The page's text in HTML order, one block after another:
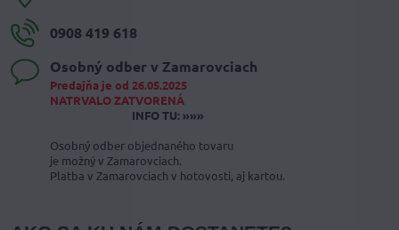
0908 419 618
Osobný odber v Zamarovciach
Predajňa je od 26.05.2025
NATRVALO ZATVORENÁ
INFO TU: »»»
Osobný odber objednaného tovaru
je možný v Zamarovciach.
Platba v Zamarovciach v hotovosti, aj kartou.